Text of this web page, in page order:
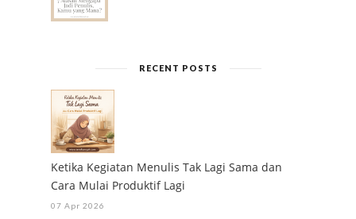
RECENT POSTS
Ketika Kegiatan Menulis Tak Lagi Sama dan
Cara Mulai Produktif Lagi
07 Apr 2026